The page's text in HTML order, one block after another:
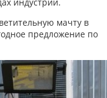
мачту в
предложение по